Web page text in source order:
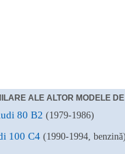
ALE ALTOR MODELE
80 B2 (1979-1986)
100 C4 (1990-1994, benzină)